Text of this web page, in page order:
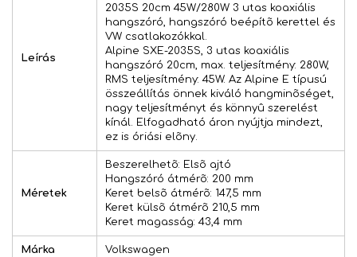
Leírás
2035S 20cm 45W/280W 3 utas koaxiális
hangszóró, hangszóró beépítõ kerettel és
VW csatlakozókkal.
Alpine SXE-2035S, 3 utas koaxiális
hangszóró 20cm, max. teljesítmény: 280W,
RMS teljesítmény: 45W. Az Alpine E típusú
összeállítás önnek kiváló hangminõséget,
nagy teljesítményt és könnyû szerelést
kínál. Elfogadható áron nyújtja mindezt,
ez is óriási elõny.
Méretek
Beszerelhetõ: Elsõ ajtó
Hangszóró átmérõ: 200 mm
Keret belsõ átmérõ: 147,5 mm
Keret külsõ átmérõ 210,5 mm
Keret magasság: 43,4 mm
Márka Volkswagen